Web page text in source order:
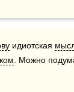
идиотская
. Можно